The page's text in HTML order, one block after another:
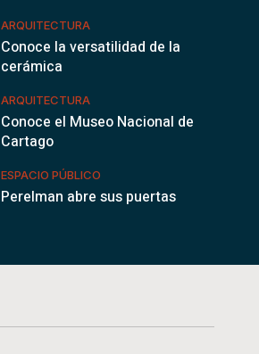
ARQUITECTURA
Conoce la versatilidad de la
cerámica
ARQUITECTURA
Conoce el Museo Nacional de
Cartago
ESPACIO PÚBLICO
Perelman abre sus puertas